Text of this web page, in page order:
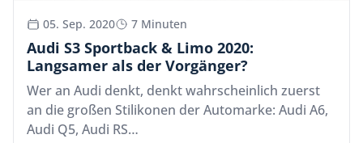
05. Sep. 2020 7 Minuten
Audi S3 Sportback & Limo 2020:
Langsamer als der Vorgänger?
Wer an Audi denkt, denkt wahrscheinlich zuerst
an die großen Stilikonen der Automarke: Audi A6,
Audi Q5, Audi RS…